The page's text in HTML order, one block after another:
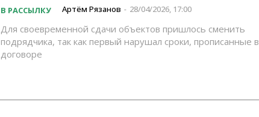
В РАССЫЛКУ Артём Рязанов - 28/04/2026, 17:00
Для своевременной сдачи объектов пришлось сменить
подрядчика, так как первый нарушал сроки, прописанные в
договоре